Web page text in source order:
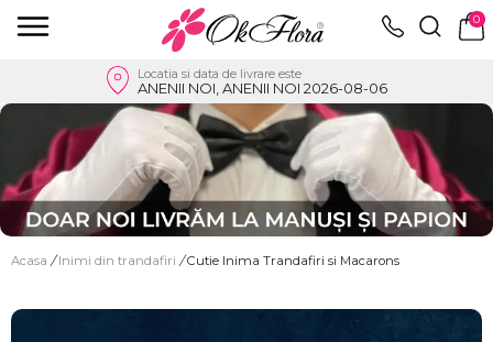
0
Locatia si data de livrare este
ANENII NOI, ANENII NOI 2026-08-06
Acasa / Inimi din trandafiri / Cutie Inima Trandafiri si Macarons